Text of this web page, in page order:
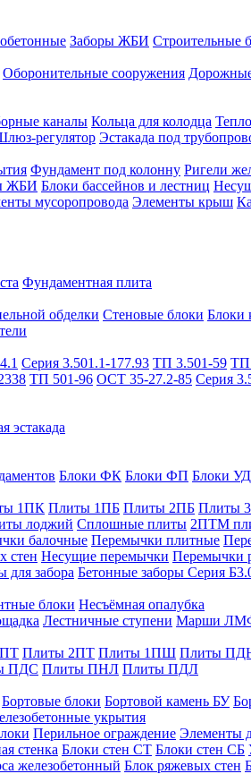
Заборы ЖБИ Строительные
Оборонительные сооружения
каналы Кольца для колодца
регулятор Эстакада под
Фундамент под колонну Ригели
ЖБИ Блоки бассейнов и лестниц
мусоропровода Элементы крыш
Фундаментная плита
обделки Стеновые блоки Блоки
Серия 3.501.1-177.93 ТП 3.501-59 ТП
ТП 501-96 ОСТ 35-27.2-85 Серия
эстакада
Блоки ФК Блоки ФП Блоки
1ПК Плиты 1ПБ Плиты 2ПБ Плиты
лоджий Сплошные плиты 2ПТМ
балочные Перемычки плитные
стен Несущие перемычки Перемычки
для забора Бетонные заборы Серия
блоки Несъёмная опалубка
Лестничные ступени Марши
Плиты 2ПТ Плиты 1ПШ Плиты
ПДС Плиты ПНЛ Плиты ПДЛ
Бортовые блоки Бортовой камень БУ
укрытия
Перильное ограждение Элементы
стенка Блоки стен СТ Блоки стен СБ
железобетонный Блок ряжевых стен